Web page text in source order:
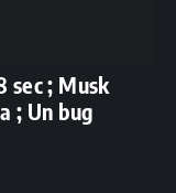
sec ; Musk
; Un bug